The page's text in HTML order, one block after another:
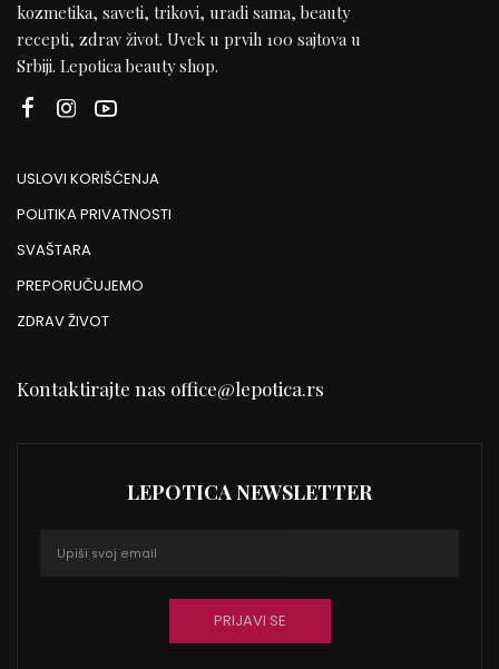
kozmetika, saveti, trikovi, uradi sama, beauty
recepti, zdrav život. Uvek u prvih 100 sajtova u
Srbiji. Lepotica beauty shop.
USLOVI KORIŠĆENJA
POLITIKA PRIVATNOSTI
SVAŠTARA
PREPORUČUJEMO
ZDRAV ŽIVOT
Kontaktirajte nas office@lepotica.rs
LEPOTICA NEWSLETTER